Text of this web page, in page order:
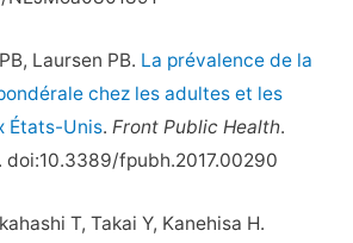
Laursen PB. La prévalence de la
chez les adultes et les
États-Unis.Front Public Health.
doi:10.3389/fpubh.2017.00290
T, Takai Y, Kanehisa H.